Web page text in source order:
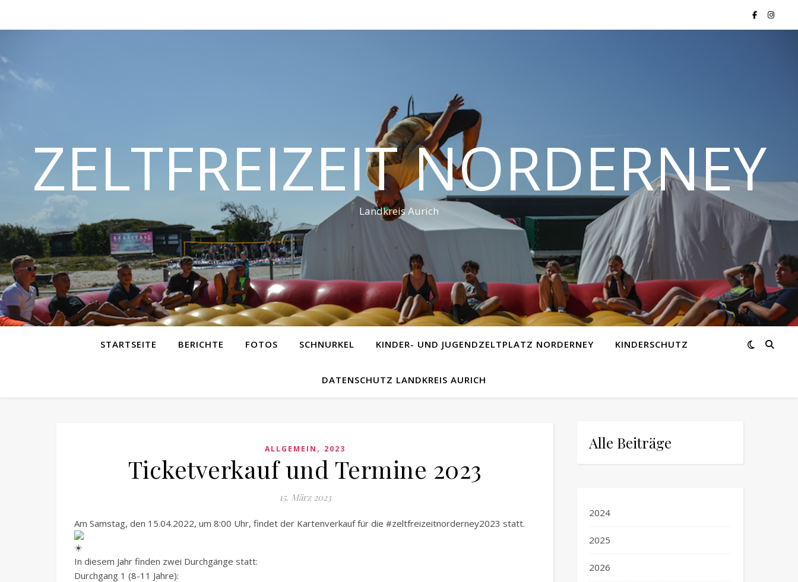
ZELTFREIZEIT NORDERNEY
Landkreis Aurich
STARTSEITE BERICHTE FOTOS SCHNURKEL KINDER- UND JUGENDZELTPLATZ NORDERNEY KINDERSCHUTZ
DATENSCHUTZ LANDKREIS AURICH
ALLGEMEIN , 2023
Ticketverkauf und Termine 2023
15. März 2023
Am Samstag, den 15.04.2022, um 8:00 Uhr, findet der Kartenverkauf für die #zeltfreizeitnorderney2023 statt.
In diesem Jahr finden zwei Durchgänge statt:
Durchgang 1 (8-11 Jahre):
Alle Beiträge
2024
2025
2026